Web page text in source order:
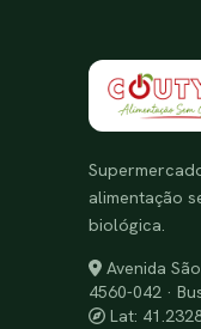
alimentação
biológica.
Avenida
4560-042 ·
Lat: